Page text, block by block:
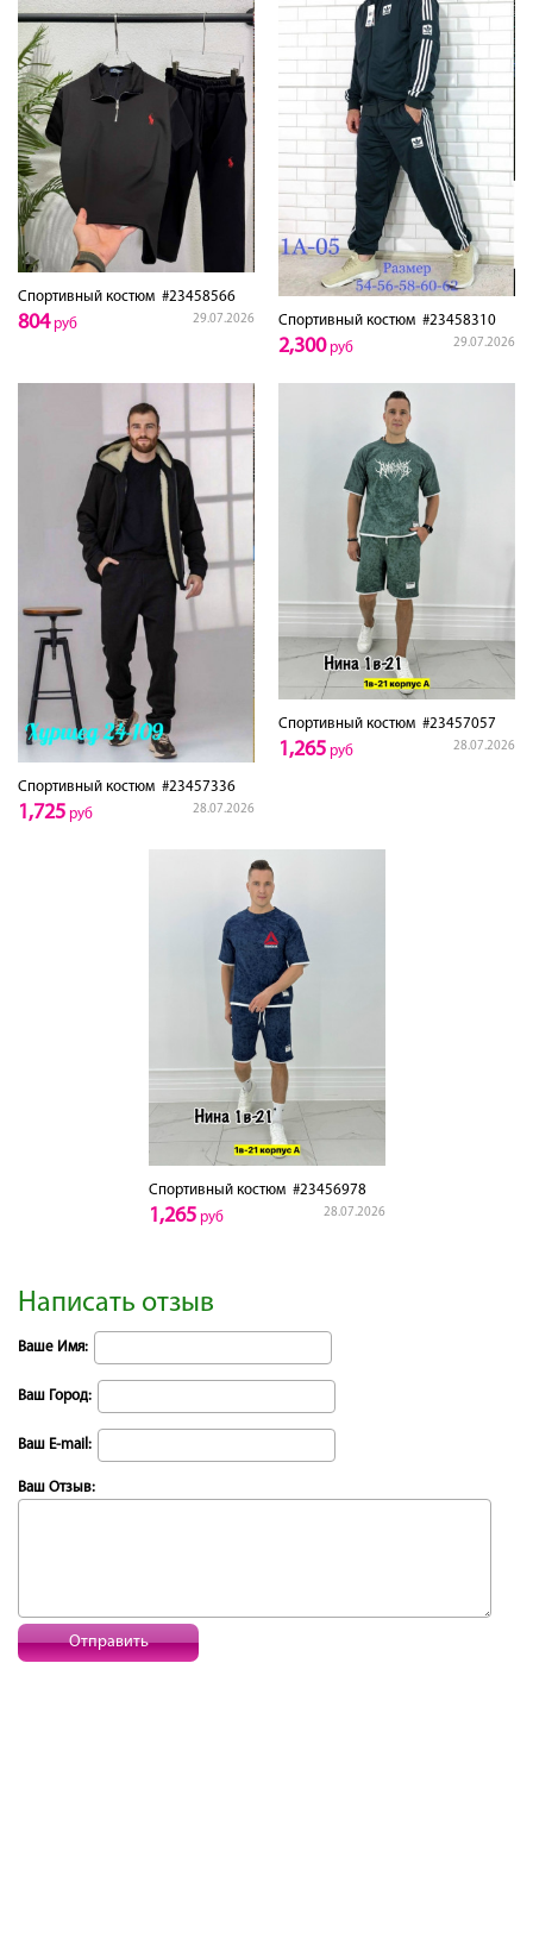
Спортивный костюм #23458566
29.07.2026
804руб Спортивный костюм #23458310
29.07.2026
2,300руб
Спортивный костюм #23457336
28.07.2026
1,725 руб
Спортивный костюм #23457057
28.07.2026
1,265 руб
Спортивный костюм#23456978
28.07.2026
1,265руб
Написать отзыв
Ваше Имя:
Ваш Город:
Ваш E-mail:
Ваш Отзыв:
Отправить